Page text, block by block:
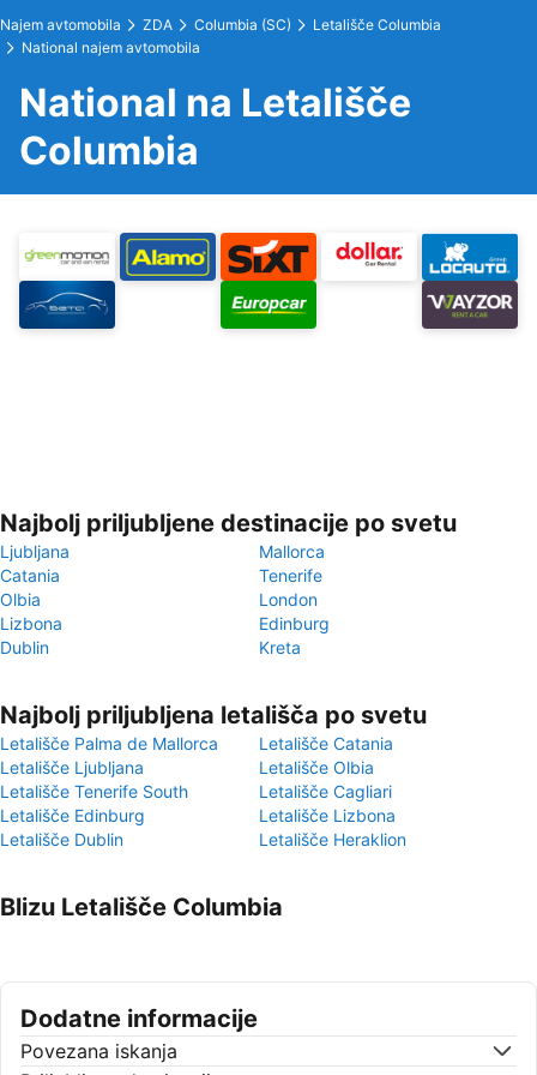
Najem avtomobila ZDA Columbia (SC)
Letališče Columbia
National najem avtomobila
National na Letališče
Columbia
Najbolj priljubljene destinacije po svetu
Ljubljana
Mallorca
Catania
Tenerife
Olbia
London
Lizbona
Edinburg
Dublin
Kreta
Najbolj priljubljena letališča po svetu
Letališče Palma de Mallorca
Letališče Catania
Letališče Ljubljana
Letališče Olbia
Letališče Tenerife South
Letališče Cagliari
Letališče Edinburg
Letališče Lizbona
Letališče Dublin
Letališče Heraklion
Blizu Letališče Columbia
Dodatne informacije
Povezana iskanja